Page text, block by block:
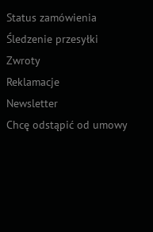
Status zamówienia
Śledzenie przesyłki
Zwroty
Reklamacje
Newsletter
Chcę odstąpić od umowy